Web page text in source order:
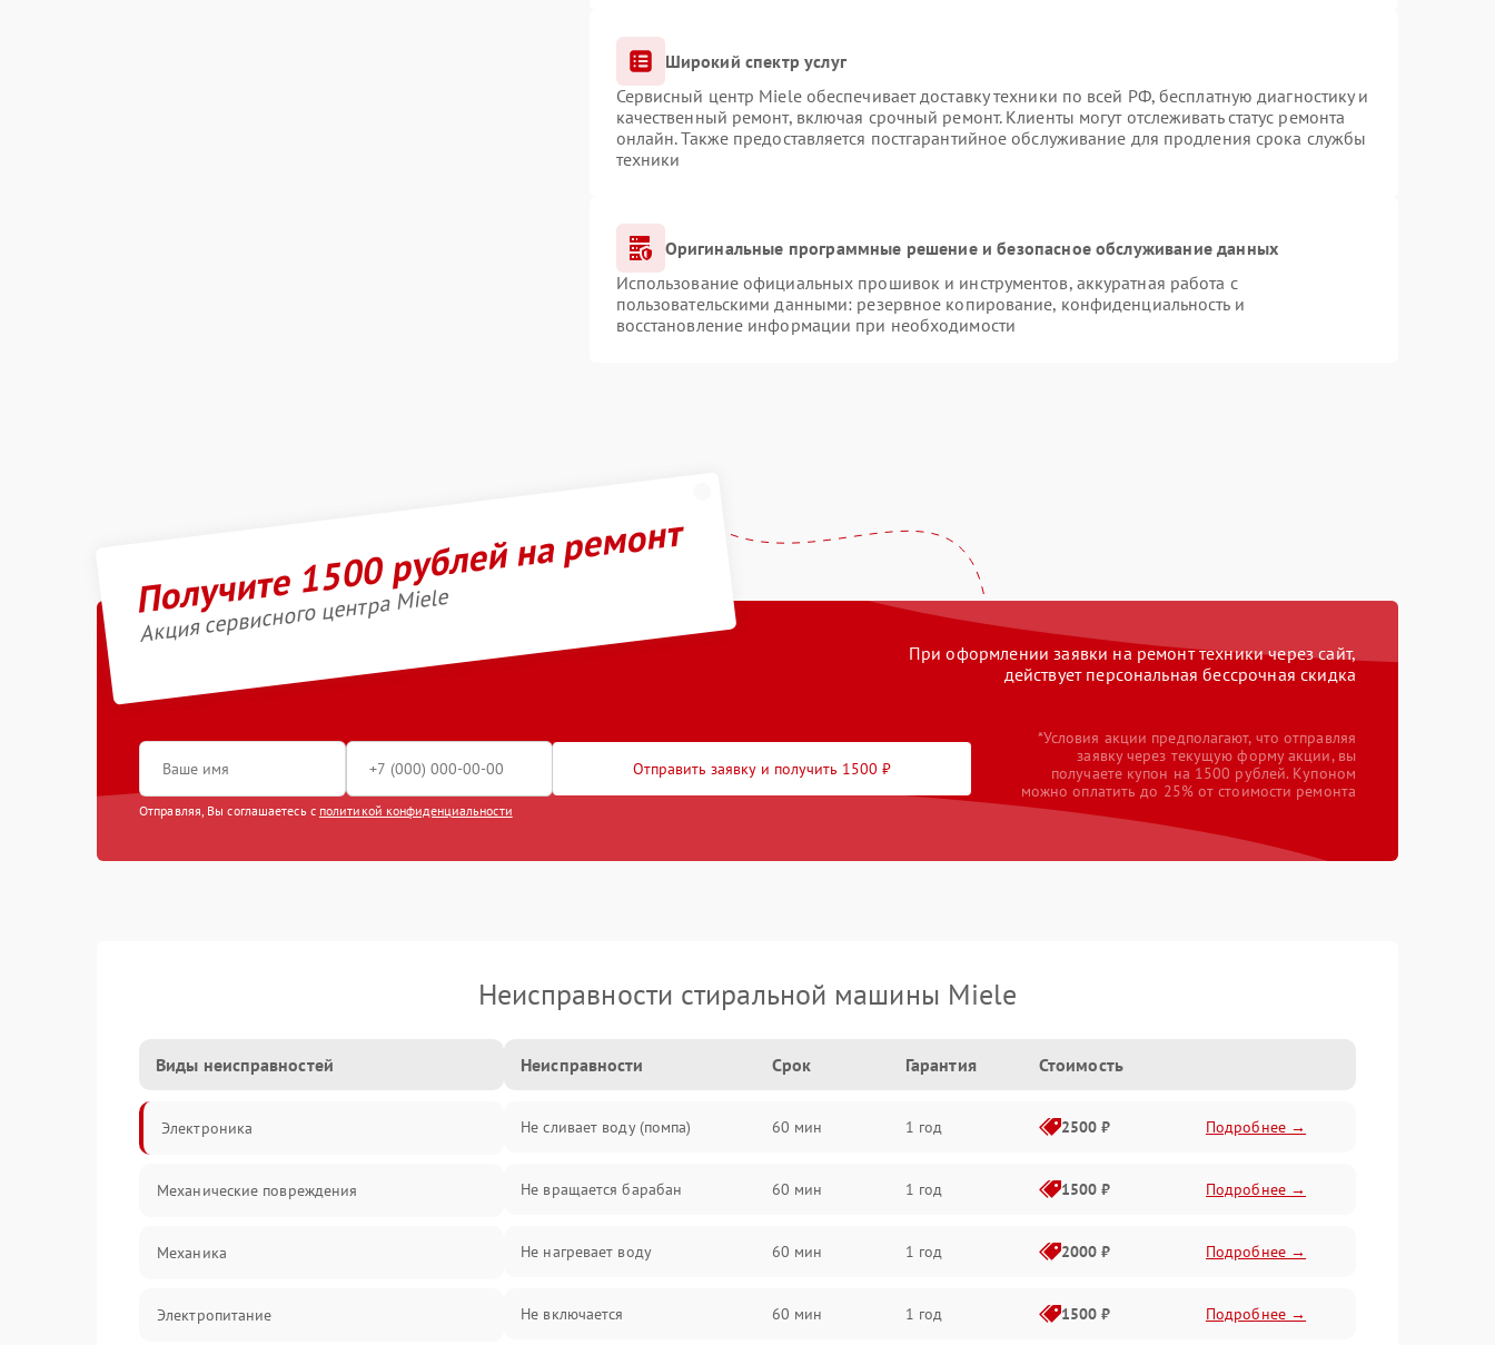
Широкий спектр услуг
Сервисный центр Miele обеспечивает доставку техники по всей РФ, бесплатную диагностику и
качественный ремонт, включая срочный ремонт. Клиенты могут отслеживать статус ремонта
онлайн. Также предоставляется постгарантийное обслуживание для продления срока службы
техники
Оригинальные программные решение и безопасное обслуживание данных
Использование официальных прошивок и инструментов, аккуратная работа с
пользовательскими данными: резервное копирование, конфиденциальность и
восстановление информации при необходимости
Получите 1500 рублей на ремонт
Акция сервисного центра Miele
При оформлении заявки на ремонт техники через сайт,
действует персональная бессрочная скидка
Отправить заявку и получить 1500 ₽
Отправляя, Вы соглашаетесь с политикой конфиденциальности
*Условия акции предполагают, что отправляя
заявку через текущую форму акции, вы
получаете купон на 1500 рублей. Купоном
можно оплатить до 25% от стоимости ремонта
Неисправности стиральной машины Miele
Виды неисправностей
Электроника
Механические повреждения
Механика
Электропитание
Неисправности Срок Гарантия Стоимость
Не сливает воду (помпа) 60 мин 1 год 2500 ₽ Подробнее →
Не вращается барабан 60 мин 1 год 1500 ₽ Подробнее →
Не нагревает воду 60 мин 1 год 2000 ₽ Подробнее →
Не включается 60 мин 1 год 1500 ₽ Подробнее →